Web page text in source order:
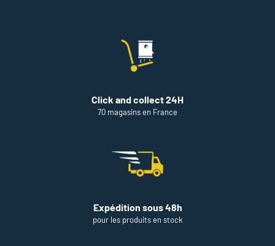
Click and collect 24H
70 magasins en France
Expédition sous 48h
pour les produits en stock